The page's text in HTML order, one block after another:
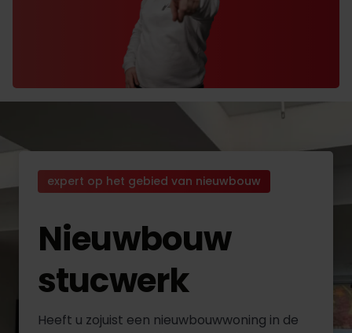
expert op het gebied van nieuwbouw
Nieuwbouw
stucwerk
Heeft u zojuist een nieuwbouwwoning in de